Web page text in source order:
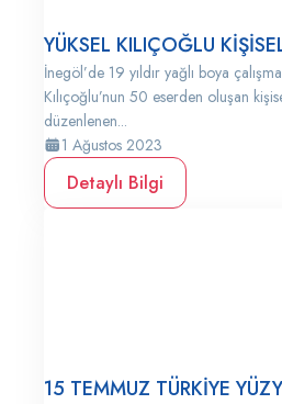
YÜKSEL KILIÇOĞLU
İnegöl’de 19 yıldır yağlı boya
Kılıçoğlu’nun 50 eserden oluşan
düzenlenen...
1 Ağustos 2023
Detaylı Bilgi
15 TEMMUZ TÜRKİYE